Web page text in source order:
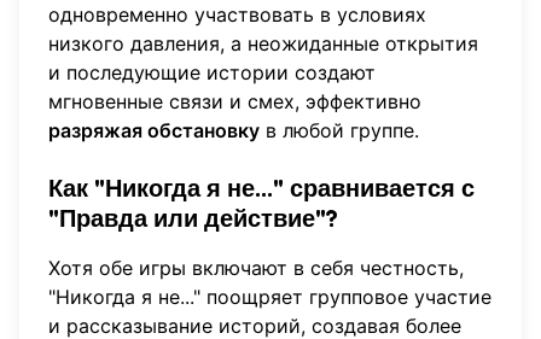
одновременно участвовать в условиях
низкого давления, а неожиданные открытия
и последующие истории создают
мгновенные связи и смех, эффективно
разряжая обстановку в любой группе.
Как "Никогда я не..." сравнивается с
"Правда или действие"?
Хотя обе игры включают в себя честность,
"Никогда я не..." поощряет групповое участие
и рассказывание историй, создавая более